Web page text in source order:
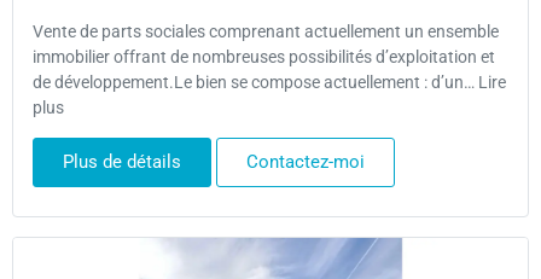
Vente de parts sociales comprenant actuellement un ensemble
immobilier offrant de nombreuses possibilités d’exploitation et
de développement.Le bien se compose actuellement : d’un… Lire
plus
Plus de détails Contactez-moi